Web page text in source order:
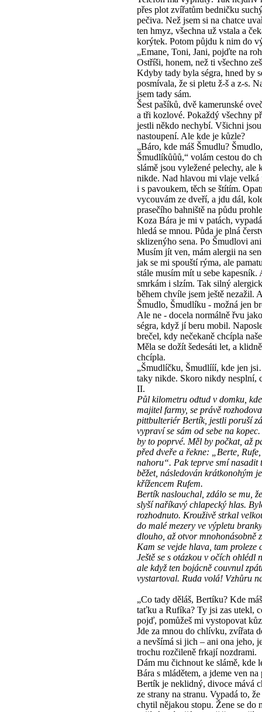
přes plot zvířatům bedničku
pečiva. Než jsem si na chatce
ten hmyz, všechna už vstala a
korýtek. Potom půjdu k nim do
„Emane, Toni, Jani, pojďte na
Ostříši, honem, než ti všechno
Kdyby tady byla ségra, hned by
posmívala, že si pletu ž-š a z-s.
jsem tady sám.
Šest pašíků, dvě kamerunské
a tři kozlové. Pokaždý všechny
jestli někdo nechybí. Všichni
nastoupení. Ale kde je kůzle?
„Báro, kde máš Šmudlu? Šmudlo,
Šmudlíkůůů,“ volám cestou do
slámě jsou vyležené pelechy, ale
nikde. Nad hlavou mi vlaje velká
i s pavoukem, těch se štítím.
vycouvám ze dveří, a jdu dál,
prasečího bahniště na půdu
Koza Bára je mi v patách,
hledá se mnou. Půda je plná
sklizenýho sena. Po Šmudlovi
Musím jít ven, mám alergii na
jak se mi spouští rýma, ale
stále musím mít u sebe kapesník.
smrkám i slzím. Tak silný
během chvíle jsem ještě nezažil.
Šmudlo, Šmudlíku - možná jen
Ale ne - docela normálně řvu
ségra, když jí beru mobil.
brečel, kdy nečekaně chcípla
Měla se dožít šedesáti let, a
chcípla.
„Šmudlíčku, Šmudlííí, kde jen
taky nikde. Skoro nikdy nesplní,
II.
Půl kilometru odtud v domku,
majitel farmy, se právě
pittbulteriér Bertík, jestli poruší
vypraví se sám od sebe na
by to poprvé. Měl by počkat, až
před dveře a řekne: „Berte,
nahoru“. Pak teprve smí nasadit
běžet, následován krátkonohým
křížencem Rufem.
Bertík naslouchal, zdálo se mu,
slyší naříkavý chlapecký hlas.
rozhodnuto. Krouživě strkal
do malé mezery ve výpletu
dlouho, až otvor mnohonásobně
Kam se vejde hlava, tam proleze
Ještě se s otázkou v očích ohlédl
ale když ten bojácně couvnul
vystartoval. Ruda volá! Vzhůru
„Co tady děláš, Bertíku? Kde
taťku a Rufíka? Ty jsi zas utekl,
pojď, pomůžeš mi vystopovat
Jde za mnou do chlívku, zvířata
a nevšímá si jich – ani ona jeho,
trochu rozčileně frkají nozdrami.
Dám mu čichnout ke slámě, kde
Bára s mládětem, a jdeme ven na
Bertík je neklidný, divoce mává
ze strany na stranu. Vypadá to,
chytil nějakou stopu. Žene se do